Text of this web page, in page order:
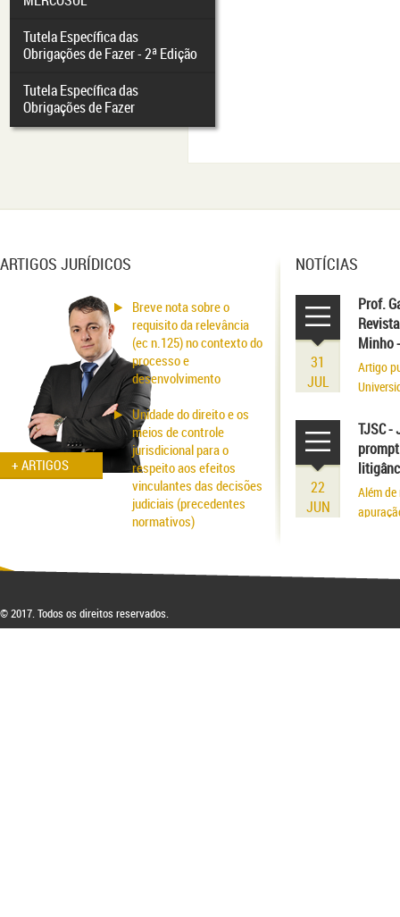
Tutela Específica das
Obrigações de Fazer - 2ª Edição
Tutela Específica das
Obrigações de Fazer
ARTIGOS JURÍDICOS
+ ARTIGOS
Breve nota sobre o
requisito da relevância
(ec n.125) no contexto do
processo e
desenvolvimento
Unidade do direito e os
meios de controle
jurisdicional para o
respeito aos efeitos
vinculantes das decisões
judiciais (precedentes
normativos)
fraude patrimonial: da
respectiva blindagem
NOTÍCIAS
31
JUL
Prof.
Minho
Artigo
22
JUN
TJSC -
Além
© 2017. Todos os direitos reservados.